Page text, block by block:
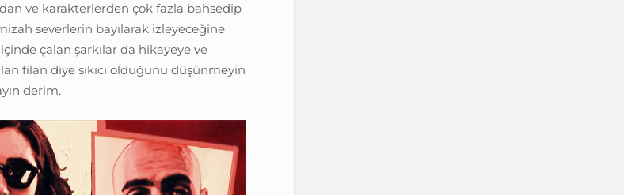
ve karakterlerden çok fazla bahsedip
severlerin bayılarak izleyeceğine
çalan şarkılar da hikayeye ve
filan diye sıkıcı olduğunu düşünmeyin
derim.